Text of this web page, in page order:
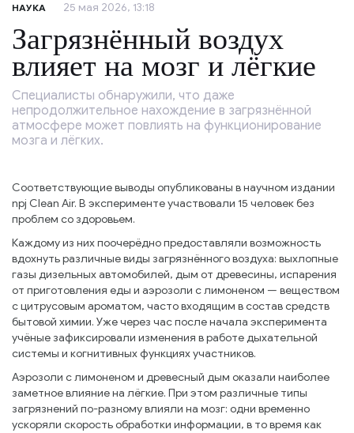
НАУКА 25 мая 2026, 13:18
Загрязнённый воздух
влияет на мозг и лёгкие
Специалисты обнаружили, что даже
непродолжительное нахождение в загрязнённой
атмосфере может повлиять на функционирование
мозга и лёгких.
Соответствующие выводы опубликованы в научном издании
npj Clean Air. В эксперименте участвовали 15 человек без
проблем со здоровьем.
Каждому из них поочерёдно предоставляли возможность
вдохнуть различные виды загрязнённого воздуха: выхлопные
газы дизельных автомобилей, дым от древесины, испарения
от приготовления еды и аэрозоли с лимоненом — веществом
с цитрусовым ароматом, часто входящим в состав средств
бытовой химии. Уже через час после начала эксперимента
учёные зафиксировали изменения в работе дыхательной
системы и когнитивных функциях участников.
Аэрозоли с лимоненом и древесный дым оказали наиболее
заметное влияние на лёгкие. При этом различные типы
загрязнений по-разному влияли на мозг: одни временно
ускоряли скорость обработки информации, в то время как